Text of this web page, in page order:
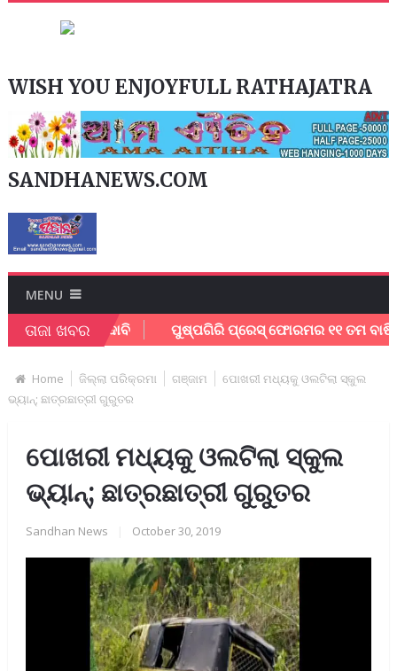
WISH YOU ENJOYFULL RATHAJATRA
SANDHANEWS.COM
MENU
ତାଜା ଖବର
ପାଇଁ ଦାବି ପୁଷ୍ପଗିରି ପ୍ରେସ୍ ଫୋରମର ୧୧ ତମ ବାର୍ଷିକ
Home ଜିଲ୍ଲା ପରିକ୍ରମା ଗଞ୍ଜାମ
ପୋଖରୀ ମଧ୍ୟକୁ ଓଲଟିଲା ସ୍କୁଲ
ଭ୍ୟାନ୍‌; ଛାତ୍ରଛାତ୍ରୀ ଗୁରୁତର
ପୋଖରୀ ମଧ୍ୟକୁ ଓଲଟିଲା ସ୍କୁଲ
ଭ୍ୟାନ୍‌; ଛାତ୍ରଛାତ୍ରୀ ଗୁରୁତର
Sandhan News October 30, 2019